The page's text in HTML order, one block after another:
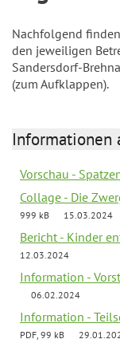
Nachfolgend
den jeweiligen
Sandersdorf-
(zum Aufklappen).
Informationen
Vorschau -
Collage - Die
999 kB
15.03.2024
Bericht - Kinder
12.03.2024
Information -
06.02.2024
Information -
PDF, 99 kB